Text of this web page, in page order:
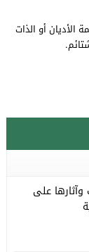
الأديان أو الذات
وآثارها على